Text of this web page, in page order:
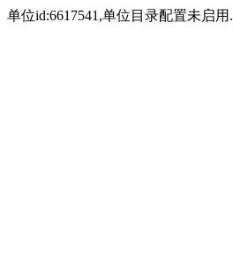
单位id:6617541,单位目录配置未启用.